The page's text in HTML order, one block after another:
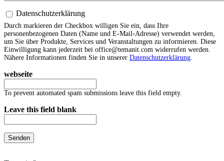
Datenschutzerklärung*
Datenschutzerklärung
Durch markieren der Checkbox willigen Sie ein, dass Ihre
personenbezogenen Daten (Name und E-Mail-Adresse) verwendet werden,
um Sie über Produkte, Services und Veranstaltungen zu informieren. Diese
Einwilligung kann jederzeit bei office@temanit.com widerrufen werden.
Nähere Informationen finden Sie in unserer Datenschutzerklärung.
webseite
To prevent automated spam submissions leave this field empty.
Leave this field blank